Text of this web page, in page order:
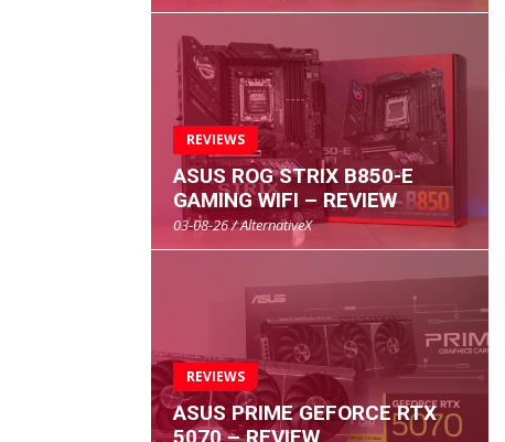
REVIEWS
ASUS ROG STRIX B850-E
GAMING WIFI – REVIEW
03-08-26 / AlternativeX
REVIEWS
ASUS PRIME GEFORCE RTX
5070 – REVIEW